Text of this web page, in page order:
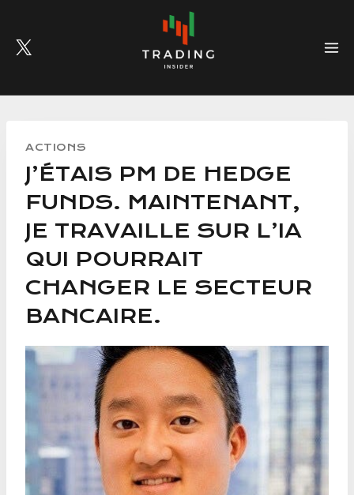
content
ACTIONS
J’ÉTAIS PM DE HEDGE
FUNDS. MAINTENANT,
JE TRAVAILLE SUR L’IA
QUI POURRAIT
CHANGER LE SECTEUR
BANCAIRE.